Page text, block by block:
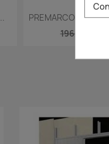
 Vista
PREMARCO
196,02 €